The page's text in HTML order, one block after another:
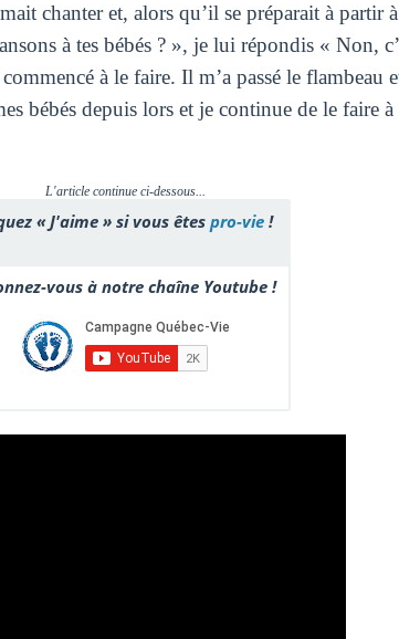
chanter et, alors qu’il se préparait à partir
à tes bébés ? », je lui répondis « Non,
à le faire. Il m’a passé le flambeau
bébés depuis lors et je continue de le faire
L'article continue ci-dessous...
« J'aime » si vous êtes pro-vie !
vous à notre chaîne Youtube !